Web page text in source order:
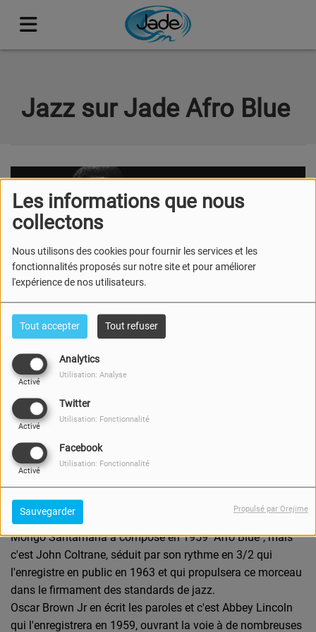
Les informations que nous
collectons
Nous utilisons des cookies pour fournir les services et les
fonctionnalités proposés sur notre site et pour améliorer
l'expérience de nos utilisateurs.
Tout accepter Tout refuser
Analytics
Activé
Utilisation: Analyse
Twitter
Activé
Utilisation: Fonctionnalité
Facebook
Activé
Utilisation: Fonctionnalité
Sauvegarder Propulsé par Orejime
Jazz sur Jade Afro Blue
Écouter le podcast
Mongo Santamaria a composé en 1959 "Afro Blue", mais
c'est John Coltrane, séduit par son rythme en 3/2 qui
l'enregistre en public en 1963 et qui propulsera ce morceau
dans le firmament des standards de jazz.
Oscar Brown Jr en écrit les paroles et c'est Abbey Lincoln
qui l'enregistrera en 1959, ouvrant la voie à de nombreuses